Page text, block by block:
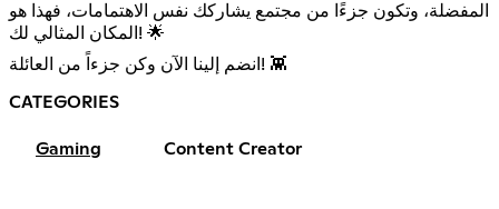
المفضلة، وتكون جزءًا من مجتمع يشاركك نفس الاهتمامات، فهذا هو
المكان المثالي لك! 🌟
انضم إلينا الآن وكن جزءاً من العائلة! 👾
CATEGORIES
Gaming Content Creator